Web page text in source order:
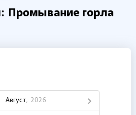
Промывание горла
Август, 2026